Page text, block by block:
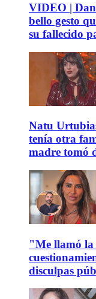
VIDEO |
bello gesto
su fallecido
Natu
tenía otra
madre tomó
"Me llamó
disculpas